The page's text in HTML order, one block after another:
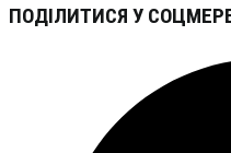
СТАТЕЙ
ПОДІЛИТИСЯ У